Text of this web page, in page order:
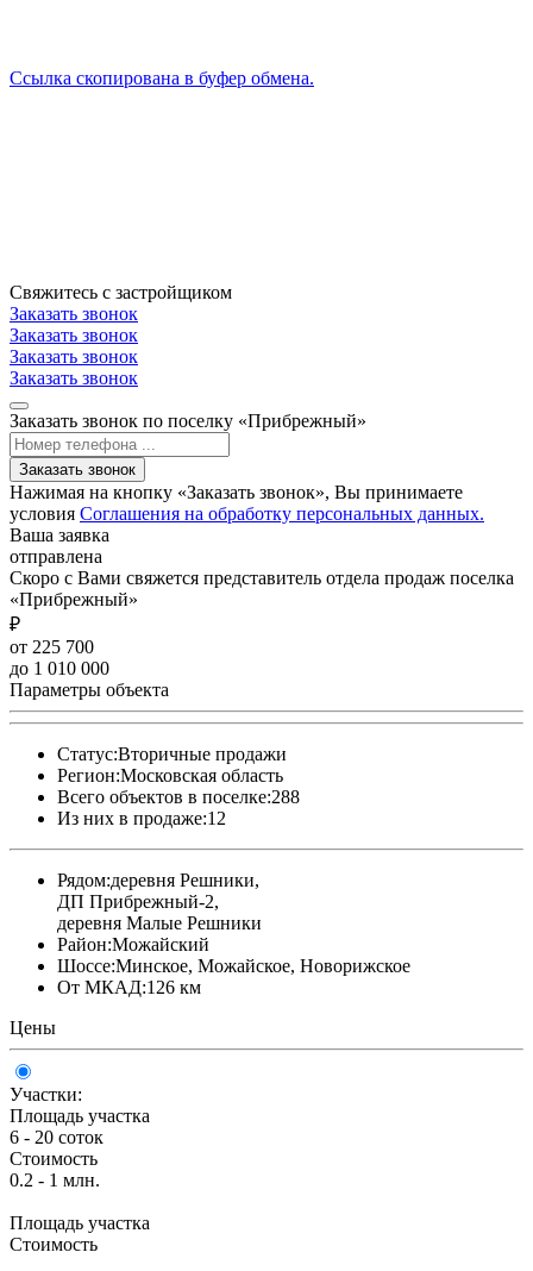
Ссылка скопирована в буфер обмена.
Свяжитесь с застройщиком
Заказать звонок
Заказать звонок
Заказать звонок
Заказать звонок
Заказать звонок по поселку «Прибрежный»
Заказать звонок
Нажимая на кнопку «Заказать звонок», Вы принимаете
условия Соглашения на обработку персональных данных.
Ваша заявка
отправлена
Скоро с Вами свяжется представитель отдела продаж поселка
«Прибрежный»
₽
от 225 700
до 1 010 000
Параметры объекта
Статус:Вторичные продажи
Регион:Московская область
Всего объектов в поселке:288
Из них в продаже:12
Рядом:деревня Решники,
ДП Прибрежный-2,
деревня Малые Решники
Район:Можайский
Шоссе:Минское, Можайское, Новорижское
От МКАД:126 км
Цены
Участки:
Площадь участка
6 - 20 соток
Стоимость
0.2 - 1 млн.
Площадь участка
Стоимость